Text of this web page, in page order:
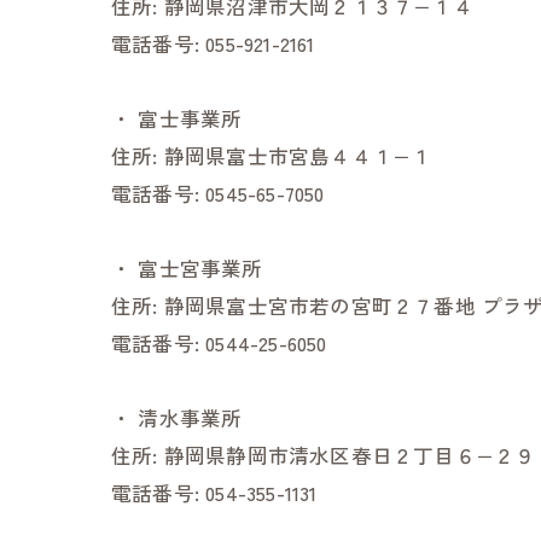
住所: 静岡県沼津市大岡２１３７−１４
電話番号:055-921-2161
・ 富士事業所
住所: 静岡県富士市宮島４４１−１
電話番号:0545-65-7050
・ 富士宮事業所
住所: 静岡県富士宮市若の宮町２７番地 プラ
電話番号:0544-25-6050
・ 清水事業所
住所: 静岡県静岡市清水区春日２丁目６−２９
電話番号:054-355-1131